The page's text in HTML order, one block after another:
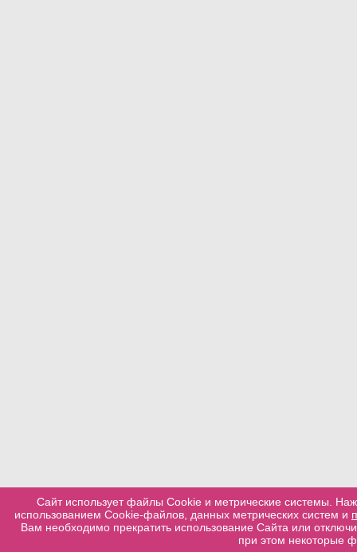
Сайт использует файлы Cookie и метрические системы.
использованием Cookie-файлов, данных метрических систем и
Вам необходимо прекратить использование Сайта или
при этом некоторые